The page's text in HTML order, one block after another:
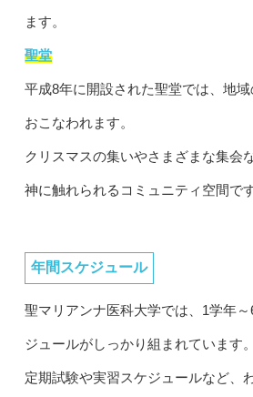
ます。
聖堂
平成8年に開設された聖堂では、地
おこなわれます。
クリスマスの集いやさまざまな集会
神に触れられるコミュニティ空間です
年間スケジュール
聖マリアンナ医科大学では、1学年
ジュールがしっかり組まれています。
定期試験や実習スケジュールなど、